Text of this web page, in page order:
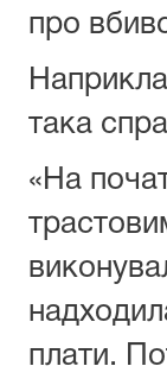
про
така
«На
плати.